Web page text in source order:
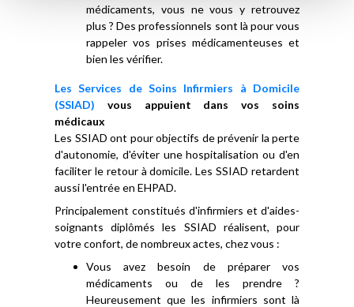
médicaments, vous ne vous y retrouvez
plus ? Des professionnels sont là pour vous
rappeler vos prises médicamenteuses et
bien les vérifier.
Les Services de Soins Infirmiers à Domicile
(SSIAD) vous appuient dans vos soins
médicaux
Les SSIAD ont pour objectifs de prévenir la perte
d'autonomie, d'éviter une hospitalisation ou d'en
faciliter le retour à domicile. Les SSIAD retardent
aussi l'entrée en EHPAD.
Principalement constitués d'infirmiers et d'aides-
soignants diplômés les SSIAD réalisent, pour
votre confort, de nombreux actes, chez vous :
Vous avez besoin de préparer vos
médicaments ou de les prendre ?
Heureusement que les infirmiers sont là